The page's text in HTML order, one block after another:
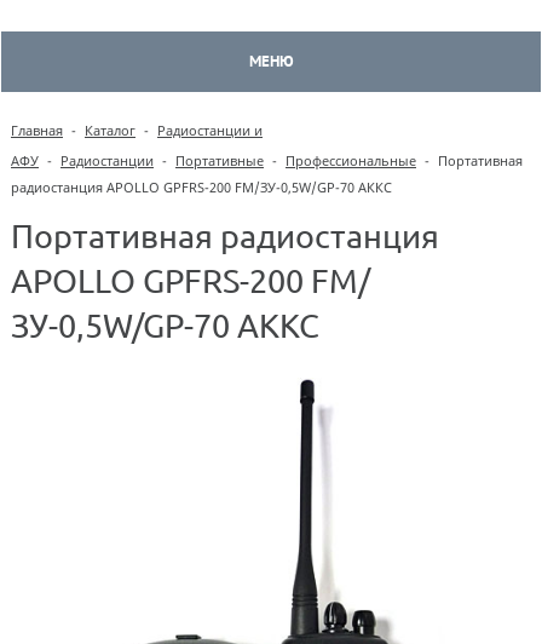
МЕНЮ
Главная - Каталог - Радиостанции и
АФУ - Радиостанции - Портативные - Профессиональные - Портативная
радиостанция APOLLO GPFRS-200 FM/ЗУ-0,5W/GP-70 АККС
Портативная радиостанция
APOLLO GPFRS-200 FM/
ЗУ-0,5W/GP-70 АККС